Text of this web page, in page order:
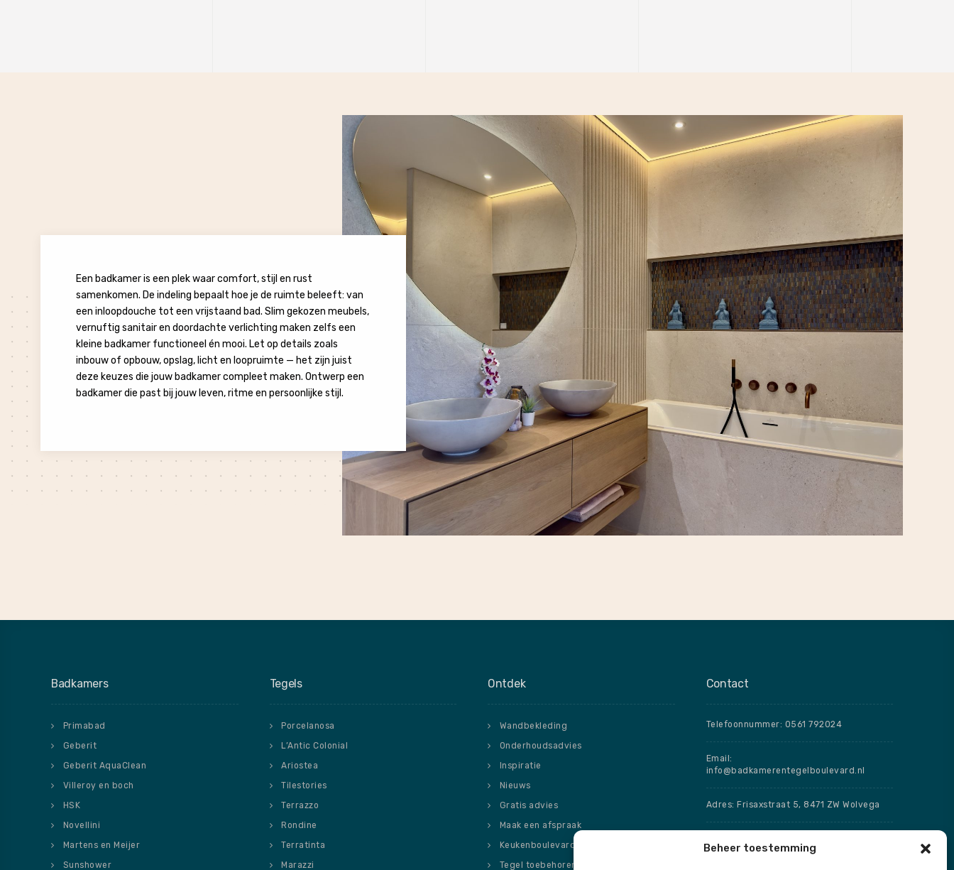
Beheer toestemming
Een badkamer is een plek waar comfort, stijl en rust
samenkomen. De indeling bepaalt hoe je de ruimte beleeft: van
een inloopdouche tot een vrijstaand bad. Slim gekozen meubels,
vernuftig sanitair en doordachte verlichting maken zelfs een
kleine badkamer functioneel én mooi. Let op details zoals
inbouw of opbouw, opslag, licht en loopruimte — het zijn juist
deze keuzes die jouw badkamer compleet maken. Ontwerp een
badkamer die past bij jouw leven, ritme en persoonlijke stijl.
Badkamers
Primabad
Geberit
Geberit AquaClean
Villeroy en boch
HSK
Novellini
Martens en Meijer
Sunshower
Tegels
Porcelanosa
L’Antic Colonial
Ariostea
Tilestories
Terrazzo
Rondine
Terratinta
Marazzi
Ontdek
Wandbekleding
Onderhoudsadvies
Inspiratie
Nieuws
Gratis advies
Maak een afspraak
Keukenboulevard
Tegel toebehoren
Contact
Telefoonnummer: 0561 792024
Email:
info@badkamerentegelboulevard.nl
Adres: Frisaxstraat 5, 8471 ZW Wolvega